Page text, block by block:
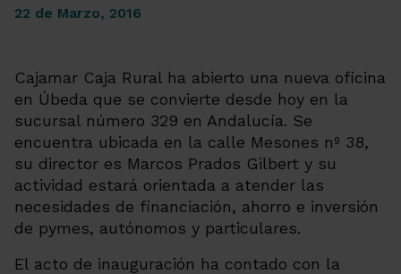
22 de Marzo, 2016
Cajamar Caja Rural ha abierto una nueva oficina
en Úbeda que se convierte desde hoy en la
sucursal número 329 en Andalucía. Se
encuentra ubicada en la calle Mesones nº 38,
su director es Marcos Prados Gilbert y su
actividad estará orientada a atender las
necesidades de financiación, ahorro e inversión
de pymes, autónomos y particulares.
El acto de inauguración ha contado con la